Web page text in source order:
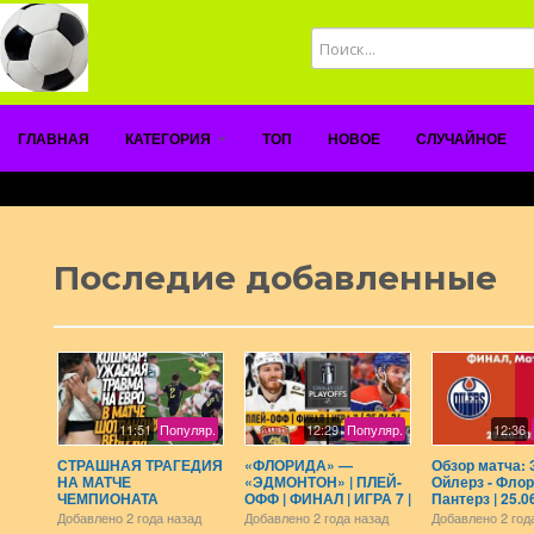
ГЛАВНАЯ КАТЕГОРИЯ ТОП НОВОЕ СЛУЧАЙНОЕ
Последие добавленные
11:51 Популяр.
СТРАШНАЯ ТРАГЕДИЯ
НА МАТЧЕ
ЧЕМПИОНАТА
ЕВРОПЫ! ШОТЛАНДИЯ
Добавлено2 года назад
12:29 Популяр.
«ФЛОРИДА» —
«ЭДМОНТОН» | ПЛЕЙ-
ОФФ | ФИНАЛ | ИГРА 7 |
ОБЗОР МАТЧА |
Добавлено2 года назад
12:36
Обзор матча:
Ойлерз -
Пантерз |
Финал | НХЛ
Добавлено2